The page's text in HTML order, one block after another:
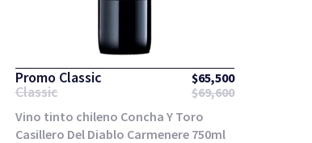
Promo Classic $65,500
Classic $69,600
Vino tinto chileno Concha Y Toro
Casillero Del Diablo Carmenere 750ml